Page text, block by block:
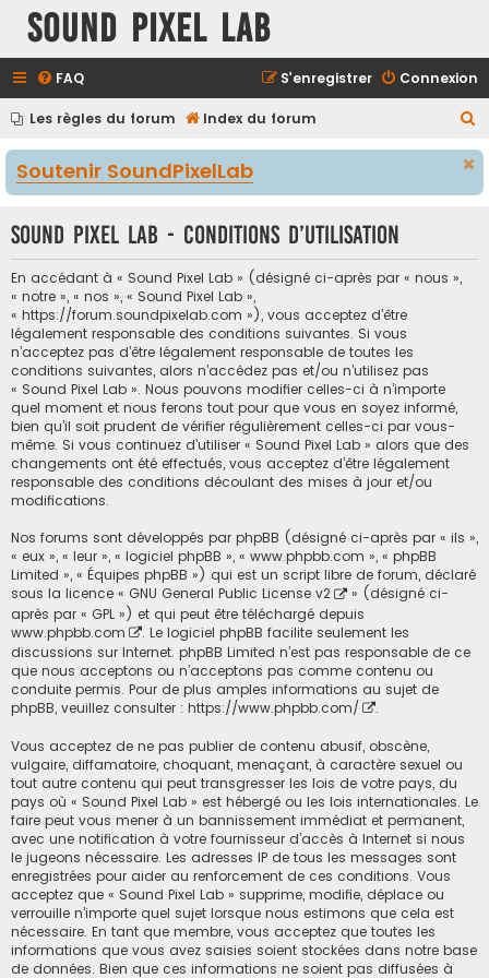
Sound Pixel Lab
FAQ Connexion
S’enregistrer
Les règles du forum Index du forum
e
r
Soutenir SoundPixelLab
Sound Pixel Lab - Conditions d’utilisation
En accédant à « Sound Pixel Lab » (désigné ci-après par « nous »,
« notre », « nos », « Sound Pixel Lab »,
« https://forum.soundpixelab.com »), vous acceptez d’être
légalement responsable des conditions suivantes. Si vous
n’acceptez pas d’être légalement responsable de toutes les
conditions suivantes, alors n’accédez pas et/ou n’utilisez pas
« Sound Pixel Lab ». Nous pouvons modifier celles-ci à n’importe
quel moment et nous ferons tout pour que vous en soyez informé,
bien qu’il soit prudent de vérifier régulièrement celles-ci par vous-
même. Si vous continuez d’utiliser « Sound Pixel Lab » alors que des
changements ont été effectués, vous acceptez d’être légalement
responsable des conditions découlant des mises à jour et/ou
modifications.
Nos forums sont développés par phpBB (désigné ci-après par « ils »,
« eux », « leur », « logiciel phpBB », « www.phpbb.com », « phpBB
Limited », « Équipes phpBB ») qui est un script libre de forum, déclaré
sous la licence « GNU General Public License v2
» (désigné ci-
après par « GPL ») et qui peut être téléchargé depuis
www.phpbb.com
. Le logiciel phpBB facilite seulement les
discussions sur Internet. phpBB Limited n’est pas responsable de ce
que nous acceptons ou n’acceptons pas comme contenu ou
conduite permis. Pour de plus amples informations au sujet de
phpBB, veuillez consulter : https://www.phpbb.com/ .
Vous acceptez de ne pas publier de contenu abusif, obscène,
vulgaire, diffamatoire, choquant, menaçant, à caractère sexuel ou
tout autre contenu qui peut transgresser les lois de votre pays, du
pays où « Sound Pixel Lab » est hébergé ou les lois internationales. Le
faire peut vous mener à un bannissement immédiat et permanent,
avec une notification à votre fournisseur d’accès à Internet si nous
le jugeons nécessaire. Les adresses IP de tous les messages sont
enregistrées pour aider au renforcement de ces conditions. Vous
acceptez que « Sound Pixel Lab » supprime, modifie, déplace ou
verrouille n’importe quel sujet lorsque nous estimons que cela est
nécessaire. En tant que membre, vous acceptez que toutes les
informations que vous avez saisies soient stockées dans notre base
de données. Bien que ces informations ne soient pas diffusées à